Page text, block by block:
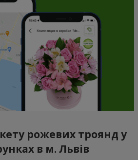
рожевих троянд у
в м. Львів